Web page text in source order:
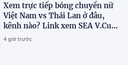
Xem trực tiếp bóng chuyền nữ
Việt Nam vs Thái Lan ở đâu,
kênh nào? Link xem SEA V.Cup
2026 mới nhất
4 giờ trước